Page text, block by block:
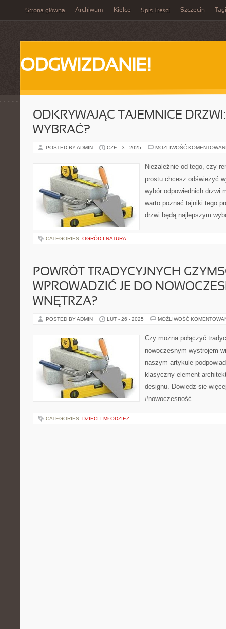
Strona główna Archiwum Kielce Spis Treści Szczecin Tagi
ODGWIZDANIE!
ODKRYWAJĄC TAJEMNICE
WYBRAĆ?
POSTED BY ADMIN CZE - 3 - 2025 MOŻLIWOŚĆ
Niezależnie od tego, czy
prostu chcesz odświeżyć
wybór odpowiednich drzwi
warto poznać tajniki tego
drzwi będą najlepszym
CATEGORIES: OGRÓD I NATURA
POWRÓT TRADYCYJNYCH
WPROWADZIĆ JE DO
WNĘTRZA?
POSTED BY ADMIN LUT - 26 - 2025 MOŻLIWOŚĆ
Czy można połączyć
nowoczesnym wystrojem
naszym artykule
klasyczny element
designu. Dowiedz się
#nowoczesność
CATEGORIES: DZIECI I MŁODZIEŻ